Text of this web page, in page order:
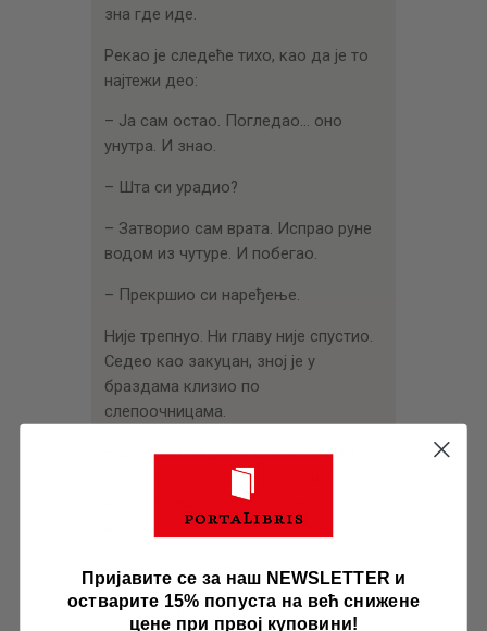
зна где иде.
Рекао је следеће тихо, као да је то
најтежи део:
– Ја сам остао. Погледао… оно
унутра. И знао.
– Шта си урадио?
– Затворио сам врата. Испрао руне
водом из чутуре. И побегао.
– Прекршио си наређење.
Није трепнуо. Ни главу није спустио.
Седео као закуцан, зној је у
браздама клизио по
слепоочницама.
– Дао сам ти јасну заповест, а ти си
је заменио по својој савести. Војник
који размишља опаснији је од
непријатеља, feldwebel Ребхан.
– Знам, Herr Kommandant.
– И знаш шта се десило с онима
Пријавите се за наш NEWSLETTER и
остварите 15% попуста на већ снижене
цене при првој куповини!